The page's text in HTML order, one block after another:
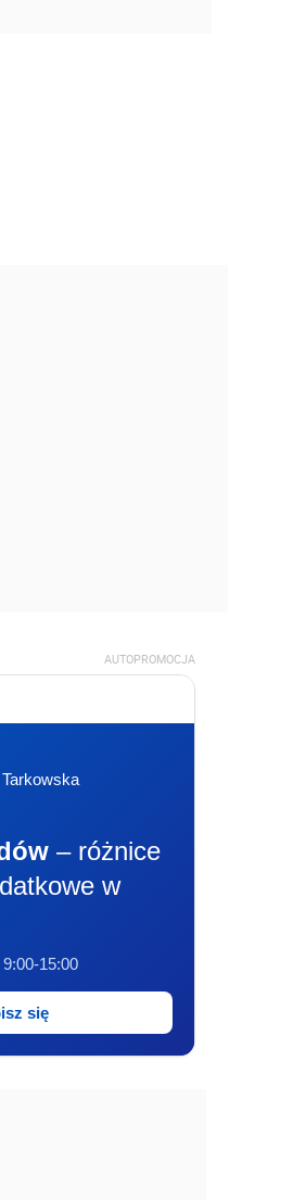
AUTOPROMOCJA
Tarkowska
– różnice
w
15:00
się